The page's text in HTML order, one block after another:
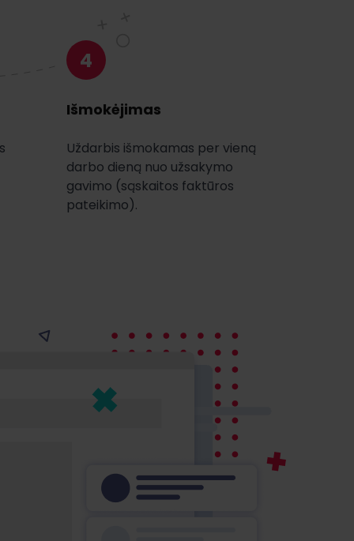
4
Išmokėjimas
Uždarbis išmokamas per vieną
darbo dieną nuo užsakymo
gavimo (sąskaitos faktūros
pateikimo).